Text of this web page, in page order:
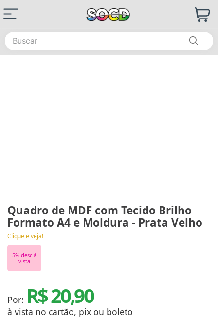
Buscar
Quadro de MDF com Tecido Brilho
Formato A4 e Moldura - Prata Velho
Clique e veja!
5% desc à
vista
Por: R$ 20,90
à vista no cartão, pix ou boleto